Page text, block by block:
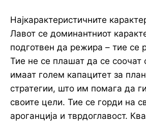
Најкарактеристичните
Лавот се доминантниот
подготвен да режира – тие се
Тие не се плашат да се соочат
имаат голем капацитет за
стратегии, што им помага да
своите цели. Тие се горди на
ароганција и тврдоглавост.